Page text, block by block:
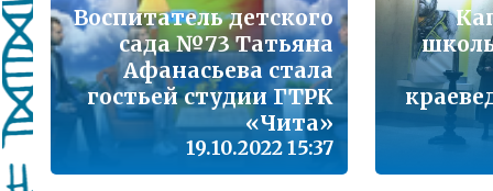
Школа управленческого резерва: Ваш
Подробнее...
ВАШ РЕБЁНОК ИДЁТ В ДЕТСКИЙ САД
Подробнее...
Детский телефон доверия
Воспитатель детского
сада №73 Татьяна
Афанасьева стала
гостьей студии ГТРК
«Чита»
19.10.2022 15:37